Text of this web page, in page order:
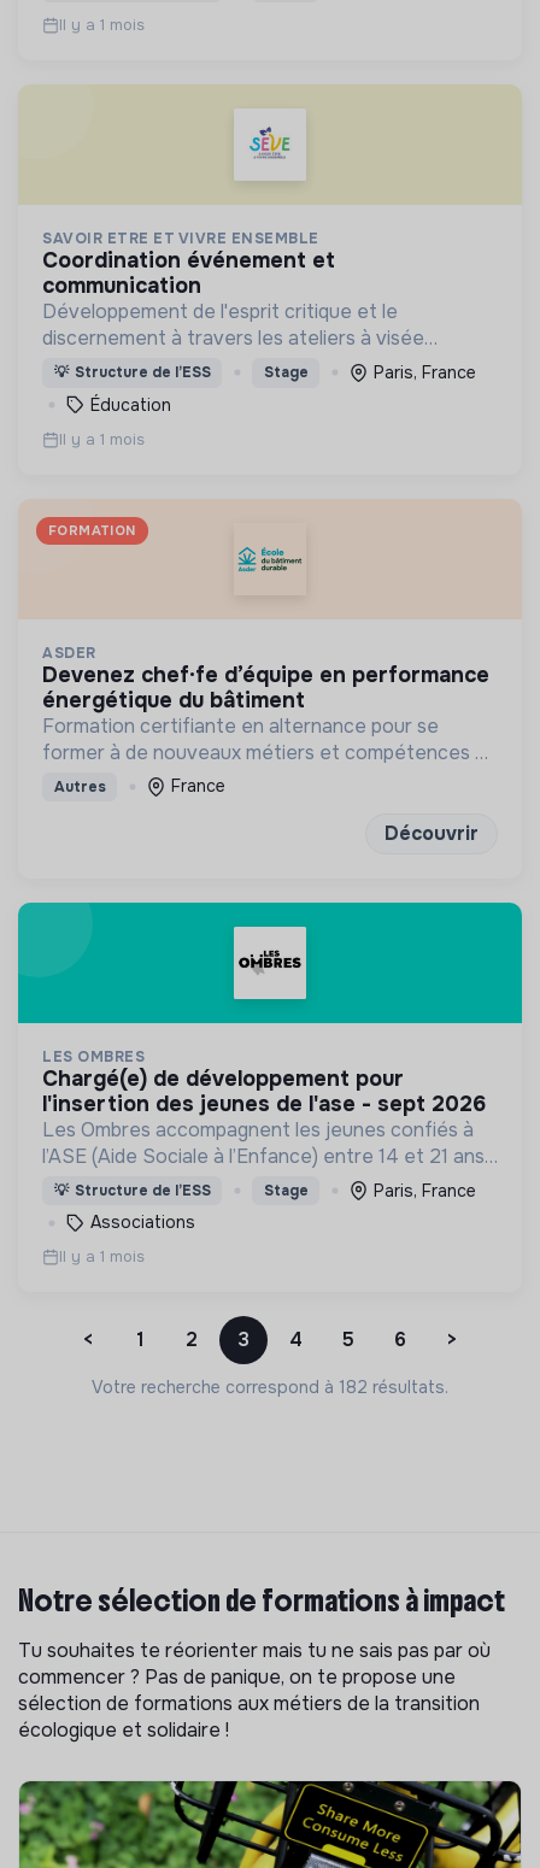
communauté.
Il y a 1 mois
SAVOIR ETRE ET VIVRE ENSEMBLE
coordination événement et
communication
Développement de l'esprit critique et le
discernement à travers les ateliers à visée
philosophique chez les enfants et les jeunes
💡 Structure de l’ESS Stage
Paris, France
Éducation
Il y a 1 mois
FORMATION
ASDER
devenez chef·fe d’équipe en performance
énergétique du bâtiment
Formation certifiante en alternance pour se
former à de nouveaux métiers et compétences en
énergie et bâtiment durables
Autres France
Découvrir
LES OMBRES
chargé(e) de développement pour
l'insertion des jeunes de l'ase - sept 2026
Les Ombres accompagnent les jeunes confiés à
l’ASE (Aide Sociale à l’Enfance) entre 14 et 21 ans
à accéder au monde académique et professionnel
pour trouver leur place dans notre société.
💡 Structure de l’ESS Stage
Paris, France
Associations
Il y a 1 mois
< 1 2 3 4 5 6 >
Votre recherche correspond à 182 résultats.
Notre sélection de formations à impact
Tu souhaites te réorienter mais tu ne sais pas par où
commencer ? Pas de panique, on te propose une
sélection de formations aux métiers de la transition
écologique et solidaire !